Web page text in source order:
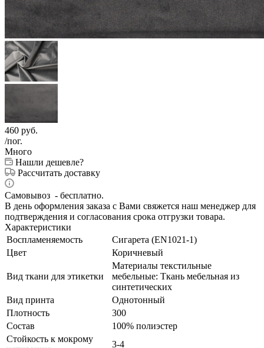
460 руб.
/пог.
Много
Нашли дешевле?
Рассчитать доставку
Самовывоз - бесплатно.
В день оформления заказа с Вами свяжется наш менеджер для
подтверждения и согласования срока отгрузки товара.
Характеристики
Воспламеняемость
Сигарета (EN1021-1)
Цвет
Коричневый
Вид ткани для этикетки
Материалы текстильные
мебельные: Ткань мебельная из
синтетических
Вид принта
Однотонный
Плотность
300
Состав
100% полиэстер
Стойкость к мокрому
3-4